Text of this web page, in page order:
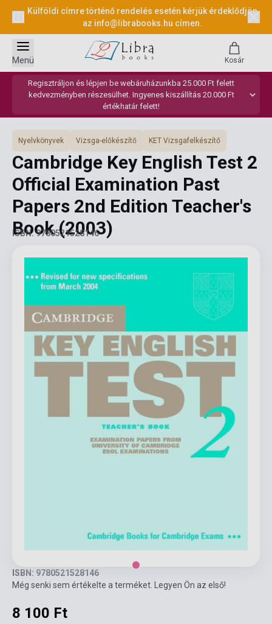
Külföldi címre történő rendelés esetén kérjük érdeklődjön
az info@librabooks.hu címen.
Regisztráljon és lépjen be webáruházunkba 25.000 Ft felett
kedvezményben részesülhet. Ingyenes kiszállítás 20.000 Ft
értékhatár felett!
Menü Kosár
Nyelvkönyvek Vizsga-előkészítő KET Vizsgafelkészítő
Cambridge Key English Test 2
Official Examination Past
Papers 2nd Edition Teacher's
Book(2003)
ISBN: 9780521528146
ISBN: 9780521528146
Még senki sem értékelte a terméket. Legyen Ön az első!
8 100 Ft